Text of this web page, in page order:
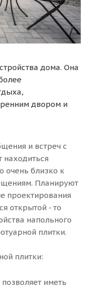
дома. Она
двором и
и встреч с
находиться
очень близко к
Планируют
проектирования
открытой - то
напольного
плитки.
плитки:
иметь